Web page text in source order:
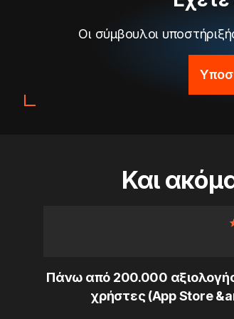
Οι σύμβουλοι
Και
Πάνω από 200.000
χρήστες (App Store